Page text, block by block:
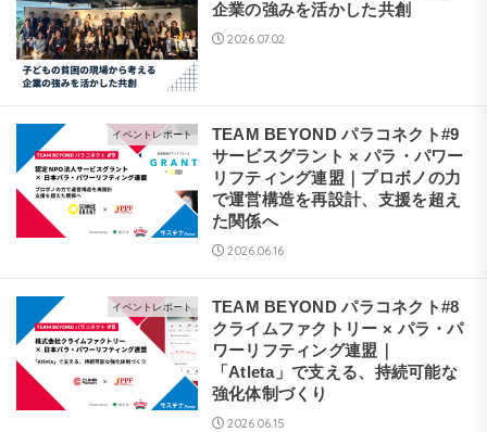
企業の強みを活かした共創
2026.07.02
イベントレポート
TEAM BEYOND パラコネクト#9
サービスグラント × パラ・パワー
リフティング連盟｜プロボノの力
で運営構造を再設計、支援を超え
た関係へ
2026.06.16
イベントレポート
TEAM BEYOND パラコネクト#8
クライムファクトリー × パラ・パ
ワーリフティング連盟｜
「Atleta」で支える、持続可能な
強化体制づくり
2026.06.15